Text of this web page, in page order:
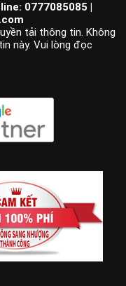
0777085085 |
tải thông tin. Không
này. Vui lòng đọc